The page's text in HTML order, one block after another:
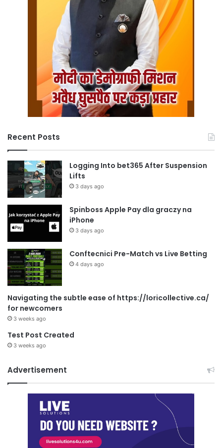
Recent Posts
Logging Into bet365 After Suspension
Lifts
3 days ago
Spinboss Apple Pay dla graczy na
iPhone
3 days ago
Conftecnici Pre-Match vs Live Betting
4 days ago
Navigating the subtle ease of https://loricollective.ca/
for newcomers
3 weeks ago
Test Post Created
3 weeks ago
Advertisement